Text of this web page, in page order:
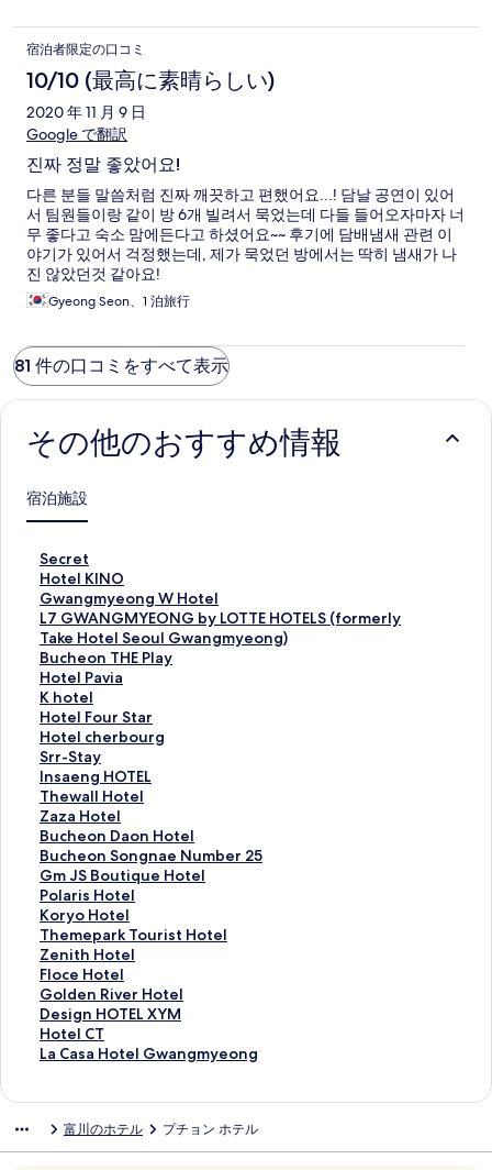
宿泊者限定の口コミ
10/10 (最高に素晴らしい)
2020 年 11 月 9 日
Google で翻訳
진짜 정말 좋았어요!
다른 분들 말씀처럼 진짜 깨끗하고 편했어요...! 담날 공연이 있어
서 팀원들이랑 같이 방 6개 빌려서 묵었는데 다들 들어오자마자 너
무 좋다고 숙소 맘에든다고 하셨어요~~ 후기에 담배냄새 관련 이
야기가 있어서 걱정했는데, 제가 묵었던 방에서는 딱히 냄새가 나
진 않았던것 같아요!
Gyeong Seon、1 泊旅行
81 件の口コミをすべて表示
その他のおすすめ情報
宿泊施設
Secret
S
e
c
r
e
t
の
ペ
ー
ジ
を
開
く
リ
ン
ク
Hotel KINO
H
o
t
e
l
K
I
N
O
の
ペ
ー
ジ
を
開
く
リ
ン
ク
Gwangmyeong W Hotel
G
w
a
n
g
m
y
e
o
n
g
W
H
o
t
e
l
の
ペ
ー
ジ
を
開
く
L7 GWANGMYEONG by LOTTE HOTELS (formerly
Take Hotel Seoul Gwangmyeong)
L
7
G
W
A
N
G
M
Y
E
O
N
G
b
y
L
O
T
T
E
H
O
T
f
Bucheon THE Play
B
u
c
h
e
o
n
T
H
E
P
l
a
y
の
ペ
ー
ジ
を
開
く
Hotel Pavia
H
o
t
e
l
P
a
v
i
a
の
ペ
ー
ジ
を
開
く
リ
ン
ク
K hotel
K
h
o
t
e
l
の
ペ
ー
ジ
を
開
く
リ
ン
ク
Hotel Four Star
H
o
t
e
l
F
o
u
r
S
t
a
r
の
ペ
ー
ジ
を
ン
ク
Hotel cherbourg
H
o
t
e
l
c
h
e
r
b
o
u
r
g
の
ペ
ー
く
リ
Srr-Stay
S
r
r
-
S
t
a
y
の
ペ
ー
ジ
を
開
く
リ
Insaeng HOTEL
I
n
s
a
e
n
g
H
O
T
E
L
の
ペ
ー
く
リ
Thewall Hotel
T
h
e
w
a
l
l
H
o
t
e
l
の
ペ
開
く
Zaza Hotel
Z
a
z
a
H
o
t
e
l
の
ペ
ー
ジ
リ
ン
Bucheon Daon Hotel
B
u
c
h
e
o
n
D
a
o
n
H
の
Bucheon Songnae Number 25
B
u
c
h
e
o
n
S
o
n
g
u
Gm JS Boutique Hotel
G
m
J
S
B
o
u
t
i
q
t
Polaris Hotel
P
o
l
a
r
i
s
H
o
の
ペ
Koryo Hotel
K
o
r
y
o
H
o
t
ペ
ー
Themepark Tourist Hotel
T
h
e
m
e
p
a
u
Zenith Hotel
Z
e
n
i
t
h
l
Floce Hotel
F
l
o
c
e
l
Golden River Hotel
G
o
l
d
v
Design HOTEL XYM
D
e
s
O
Hotel CT
H
o
T
La Casa Hotel Gwangmyeong
L
a
富川のホテル プチョン ホテル